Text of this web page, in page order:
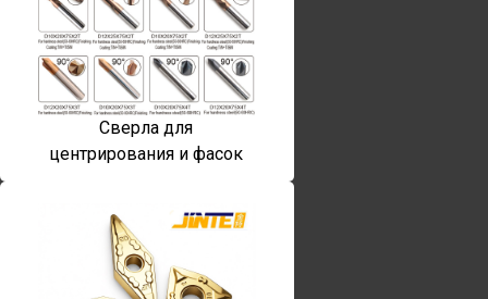
Сверла для
центрирования и фасок